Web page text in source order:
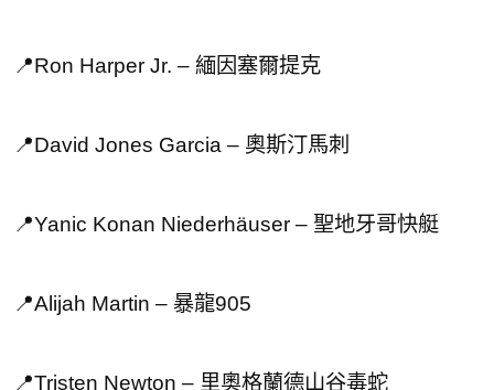
📍Ron Harper Jr. – 緬因塞爾提克
📍David Jones Garcia – 奧斯汀馬刺
📍Yanic Konan Niederhäuser – 聖地牙哥快艇
📍Alijah Martin – 暴龍905
📍Tristen Newton – 里奧格蘭德山谷毒蛇